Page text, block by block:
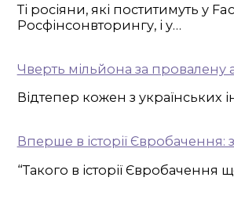
Ті росіяни, які поститимуть у
Росфінсонвторингу, і у…
Чверть мільйона за провалену
Відтепер кожен з українських
Вперше в історії
“Такого в історії Євробачення